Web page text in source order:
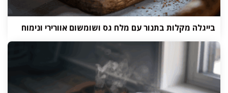
בייגלה מקלות בתנור עם מלח גס ושומשום אוורירי ונימוח